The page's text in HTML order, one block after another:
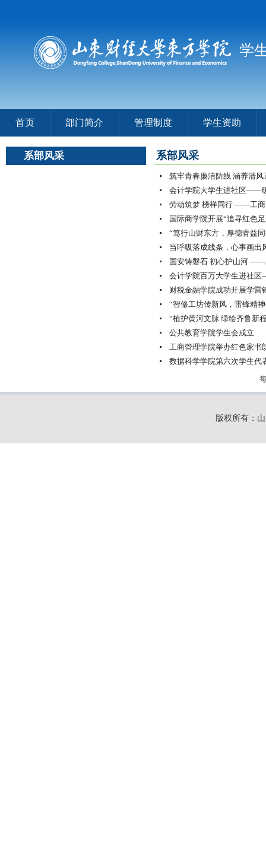
学
首页 部门简介 管理制度 学生资助
系部风采 系部风采
筑牢青春廉洁防线 涵养清风
会计学院大学生进社区——
劳动筑梦 榜样同行 ——工商
国际商学院开展“追寻红色
“笃行山财东方，厚德青益
当呼吸落成线条，心事画
国安铸磐石 初心护山河 ——
会计学院百万大学生进社
财税金融学院成功开展学雷
“智修工坊传新风，雷锋精
“植护黄河文脉 绿绘齐鲁新
公共教育学院学生会成立
工商管理学院举办红色家书
数据科学学院第六次学生代
版权所有：